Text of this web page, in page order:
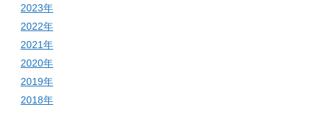
2023年
2022年
2021年
2020年
2019年
2018年